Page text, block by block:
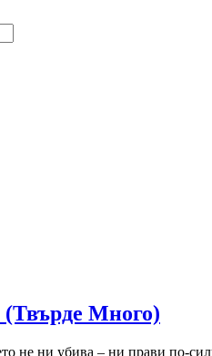
Много)
не ни убива – ни прави по-